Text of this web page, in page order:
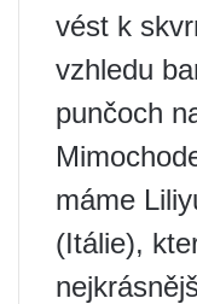
vést k
vzhledu
punčoch
máme
(Itálie),